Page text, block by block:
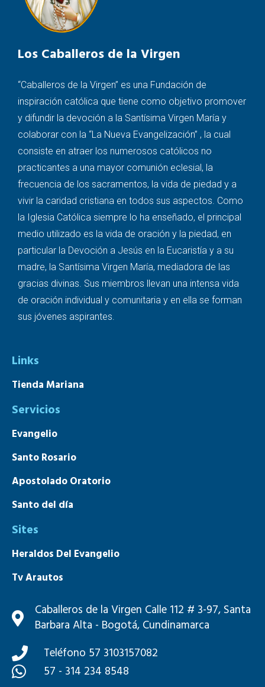
Los Caballeros de la Virgen
“Caballeros de la Virgen” es una Fundación de
inspiración católica que tiene como objetivo promover
y difundir la devoción a la Santísima Virgen María y
colaborar con la “La Nueva Evangelización” , la cual
consiste en atraer los numerosos católicos no
practicantes a una mayor comunión eclesial, la
frecuencia de los sacramentos, la vida de piedad y a
vivir la caridad cristiana en todos sus aspectos. Como
la Iglesia Católica siempre lo ha enseñado, el principal
medio utilizado es la vida de oración y la piedad, en
particular la Devoción a Jesús en la Eucaristía y a su
madre, la Santísima Virgen María, mediadora de las
gracias divinas. Sus miembros llevan una intensa vida
de oración individual y comunitaria y en ella se forman
sus jóvenes aspirantes.
Links
Tienda Mariana
Servicios
Evangelio
Santo Rosario
Apostolado Oratorio
Santo del día
Sites
Heraldos Del Evangelio
Tv Arautos
Mons. João S. Clá Dias
Caballeros de la Virgen Calle 112 # 3-97, Santa
Barbara Alta - Bogotá, Cundinamarca
Teléfono 57 3103157082
57 - 314 234 8548